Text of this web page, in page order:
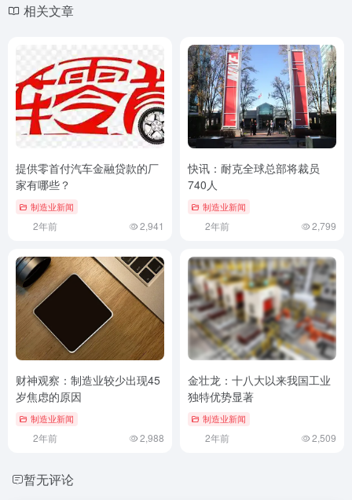
相关文章
提供零首付汽车金融贷款的厂
家有哪些？
制造业新闻
2年前 2,941
快讯：耐克全球总部将裁员
740人
制造业新闻
2年前 2,799
财神观察：制造业较少出现45
岁焦虑的原因
制造业新闻
2年前 2,988
金壮龙：十八大以来我国工业
独特优势显著
制造业新闻
2年前 2,509
暂无评论